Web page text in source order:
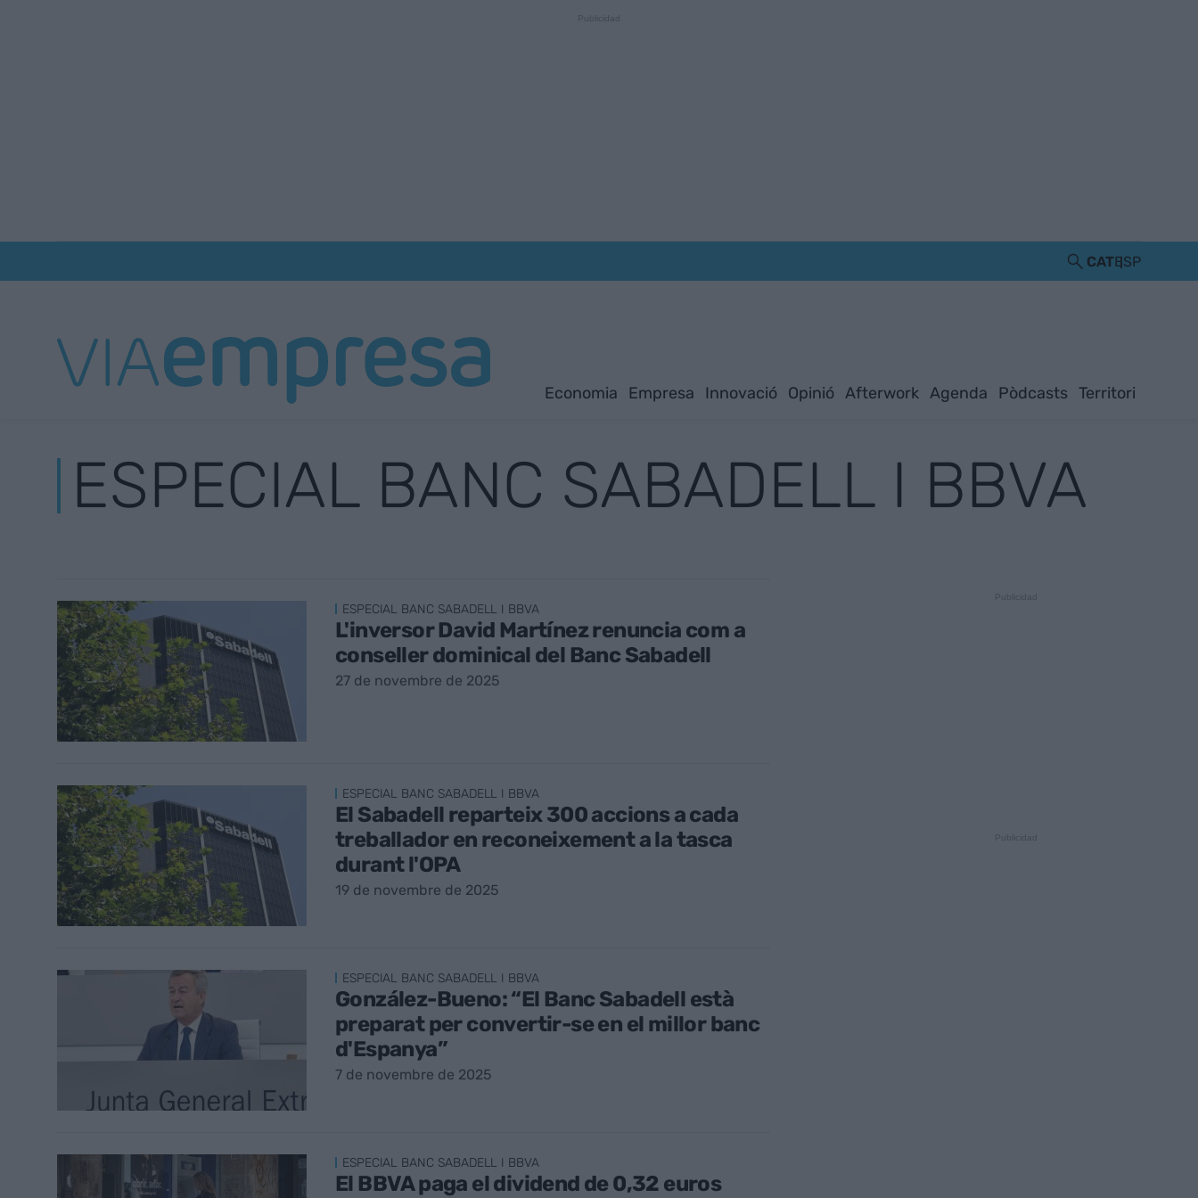
CATESP
Economia Empresa Innovació Opinió Afterwork Agenda Pòdcasts Territori
ESPECIAL BANC SABADELL I BBVA
ESPECIAL BANC SABADELL I BBVA
L'inversor David Martínez renuncia com a
conseller dominical del Banc Sabadell
27 de novembre de 2025
ESPECIAL BANC SABADELL I BBVA
El Sabadell reparteix 300 accions a cada
treballador en reconeixement a la tasca
durant l'OPA
19 de novembre de 2025
ESPECIAL BANC SABADELL I BBVA
González-Bueno: “El Banc Sabadell està
preparat per convertir-se en el millor banc
d'Espanya”
7 de novembre de 2025
ESPECIAL BANC SABADELL I BBVA
El BBVA paga el dividend de 0,32 euros